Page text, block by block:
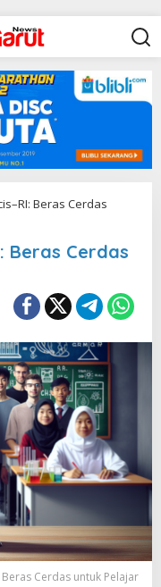
Beras Cerdas
Beras Cerdas
Cerdas untuk Pelajar